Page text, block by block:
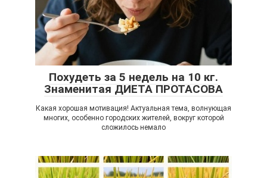
Похудеть за 5 недель на 10 кг.
Знаменитая ДИЕТА ПРОТАСОВА
Какая хорошая мотивация! Актуальная тема, волнующая
многих, особенно городских жителей, вокруг которой
сложилось немало